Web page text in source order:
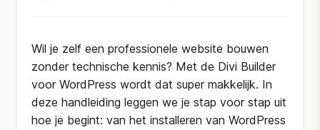
Wil je zelf een professionele website bouwen
zonder technische kennis? Met de Divi Builder
voor WordPress wordt dat super makkelijk. In
deze handleiding leggen we je stap voor stap uit
hoe je begint: van het installeren van WordPress